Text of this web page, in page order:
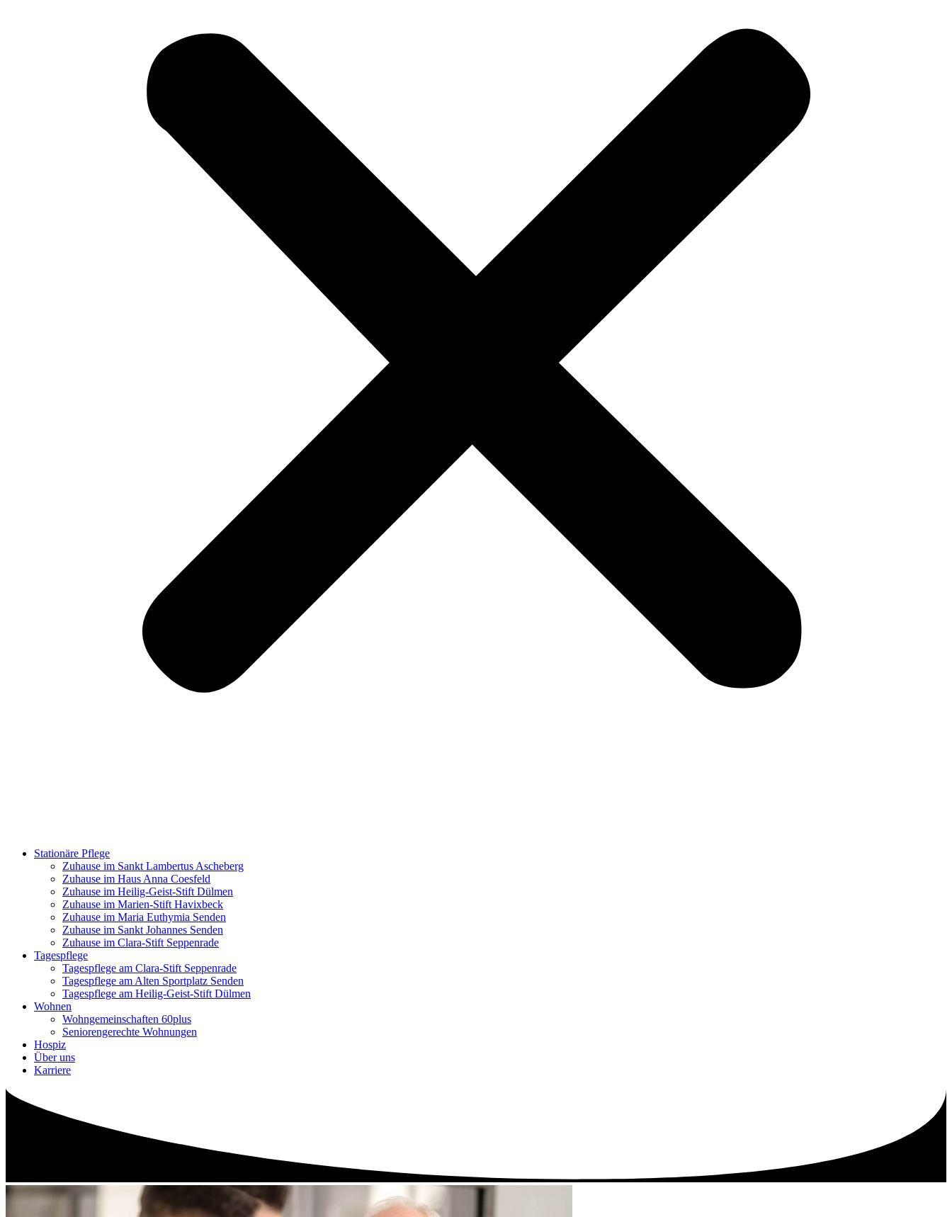
Stationäre Pflege
Zuhause im Sankt Lambertus Ascheberg
Zuhause im Haus Anna Coesfeld
Zuhause im Heilig-Geist-Stift Dülmen
Zuhause im Marien-Stift Havixbeck
Zuhause im Maria Euthymia Senden
Zuhause im Sankt Johannes Senden
Zuhause im Clara-Stift Seppenrade
Tagespflege
Tagespflege am Clara-Stift Seppenrade
Tagespflege am Alten Sportplatz Senden
Tagespflege am Heilig-Geist-Stift Dülmen
Wohnen
Wohngemeinschaften 60plus
Seniorengerechte Wohnungen
Hospiz
Über uns
Karriere